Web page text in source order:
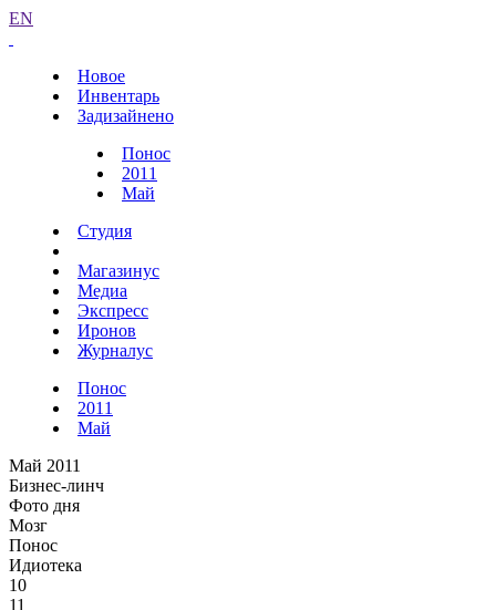
EN
Новое
Инвентарь
Задизайнено
Понос
2011
Май
Студия
Магазинус
Медиа
Экспресс
Иронов
Журналус
Понос
2011
Май
Май 2011
Бизнес-линч
Фото дня
Мозг
Понос
Идиотека
10
11